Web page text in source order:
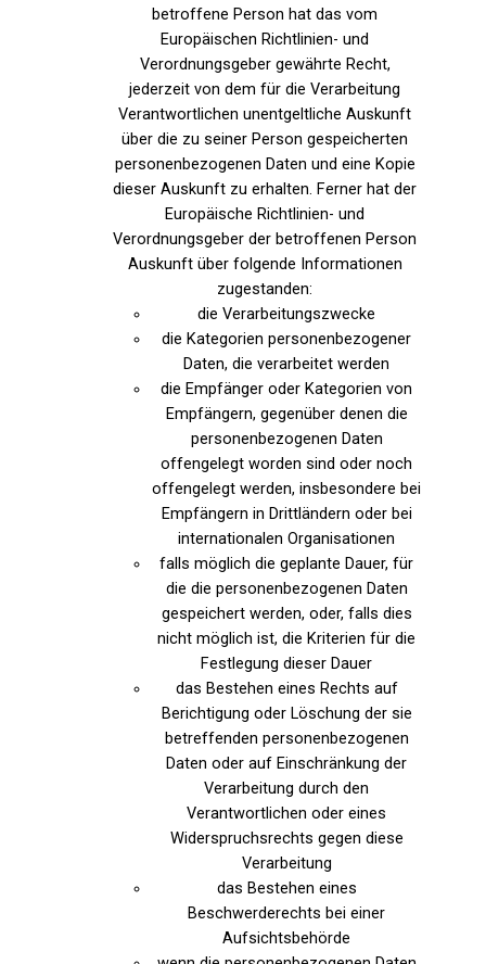
betroffene Person hat das vom
Europäischen Richtlinien- und
Verordnungsgeber gewährte Recht,
jederzeit von dem für die Verarbeitung
Verantwortlichen unentgeltliche Auskunft
über die zu seiner Person gespeicherten
personenbezogenen Daten und eine Kopie
dieser Auskunft zu erhalten. Ferner hat der
Europäische Richtlinien- und
Verordnungsgeber der betroffenen Person
Auskunft über folgende Informationen
zugestanden:
die Verarbeitungszwecke
die Kategorien personenbezogener
Daten, die verarbeitet werden
die Empfänger oder Kategorien von
Empfängern, gegenüber denen die
personenbezogenen Daten
offengelegt worden sind oder noch
offengelegt werden, insbesondere bei
Empfängern in Drittländern oder bei
internationalen Organisationen
falls möglich die geplante Dauer, für
die die personenbezogenen Daten
gespeichert werden, oder, falls dies
nicht möglich ist, die Kriterien für die
Festlegung dieser Dauer
das Bestehen eines Rechts auf
Berichtigung oder Löschung der sie
betreffenden personenbezogenen
Daten oder auf Einschränkung der
Verarbeitung durch den
Verantwortlichen oder eines
Widerspruchsrechts gegen diese
Verarbeitung
das Bestehen eines
Beschwerderechts bei einer
Aufsichtsbehörde